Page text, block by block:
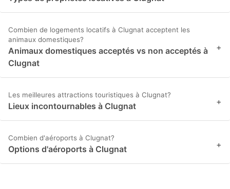
Combien de logements locatifs à Clugnat acceptent les
animaux domestiques?
Animaux domestiques acceptés vs non acceptés à
Clugnat
+
Les meilleures attractions touristiques à Clugnat?
Lieux incontournables à Clugnat +
Combien d'aéroports à Clugnat?
Options d'aéroports à Clugnat +